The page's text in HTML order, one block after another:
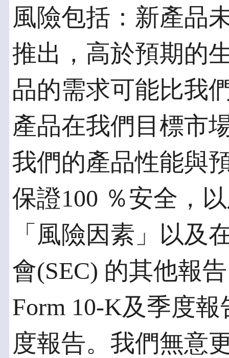
風險包括：新產品
推出，高於預期的
品的需求可能比我
產品在我們目標市
我們的產品性能與
保證100 ％安全，
「風險因素」以及
會(SEC) 的其他報
Form 10-K及季度
度報告。我們無意